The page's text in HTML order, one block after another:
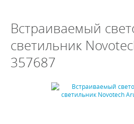
Встраиваемый
светильник
357687